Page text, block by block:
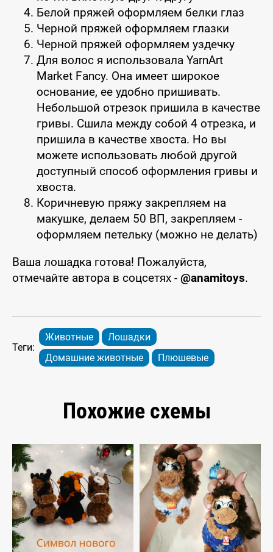
Белой пряжей оформляем белки глаз
Черной пряжей оформляем глазки
Черной пряжей оформляем уздечку
Для волос я использовала YarnArt
Market Fancy. Она имеет широкое
основание, ее удобно пришивать.
Небольшой отрезок пришила в качестве
гривы. Сшила между собой 4 отрезка, и
пришила в качестве хвоста. Но вы
можете использовать любой другой
доступный способ оформления гривы и
хвоста.
Коричневую пряжу закрепляем на
макушке, делаем 50 ВП, закрепляем -
оформляем петельку (можно не делать)
Ваша лошадка готова! Пожалуйста,
отмечайте автора в соцсетях - @anamitoys.
Теги:
Животные
Лошадки
Домашние животные
Плюшевые
Похожие схемы